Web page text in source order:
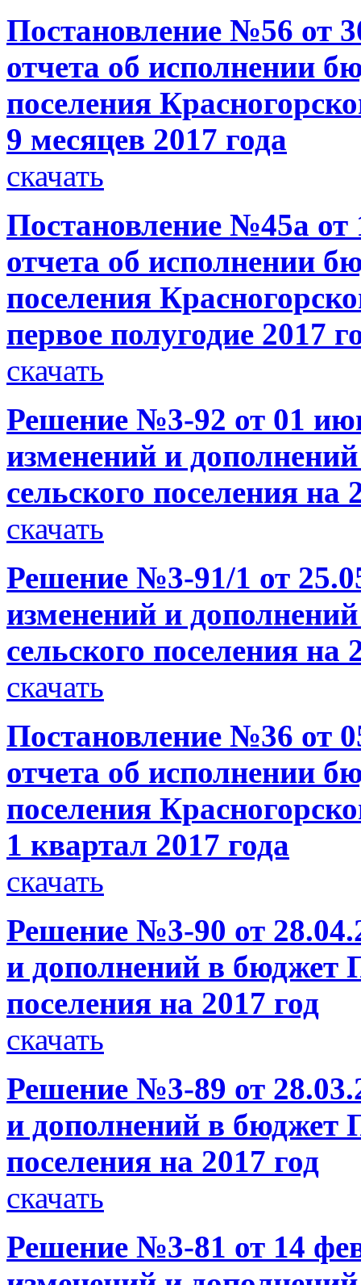
Постановление №56 от
отчета об исполнении
поселения
9 месяцев 2017 года
скачать
Постановление №45а от
отчета об исполнении
поселения
первое полугодие 2017
скачать
Решение №3-92 от 01
изменений и
сельского поселения на
скачать
Решение №3-91/1 от
изменений и
сельского поселения на
скачать
Постановление №36 от
отчета об исполнении
поселения
1 квартал 2017 года
скачать
Решение №3-90 от
и дополнений в бюджет
поселения на 2017 год
скачать
Решение №3-89 от
и дополнений в бюджет
поселения на 2017 год
скачать
Решение №3-81 от 14